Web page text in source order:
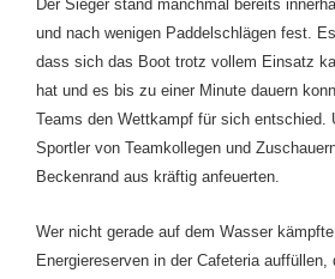
Der Sieger stand manchmal bereits
und nach wenigen Paddelschlägen fest.
dass sich das Boot trotz vollem Einsatz
hat und es bis zu einer Minute dauern
Teams den Wettkampf für sich entschied.
Sportler von Teamkollegen und
Beckenrand aus kräftig anfeuerten.
Wer nicht gerade auf dem Wasser
Energiereserven in der Cafeteria